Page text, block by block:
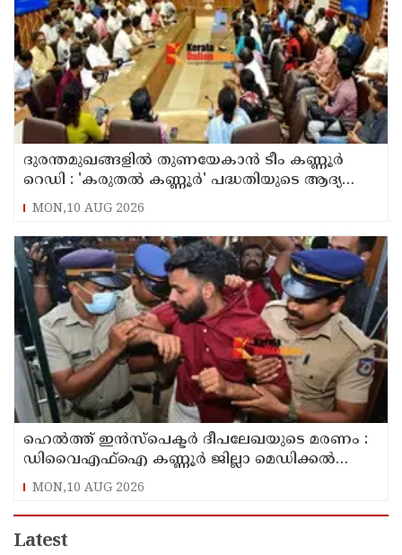
ദുരന്തമുഖങ്ങളിൽ തുണയേകാൻ ടീം കണ്ണൂർ
റെഡി : 'കരുതൽ കണ്ണൂർ' പദ്ധതിയുടെ ആദ്യ
യോഗം ചേർന്നു
MON,10 AUG 2026
ഹെൽത്ത് ഇൻസ്പെക്ടർ ദീപലേഖയുടെ മരണം :
ഡിവൈഎഫ്‌ഐ കണ്ണൂർ ജില്ലാ മെഡിക്കൽ
ഓഫീസ് ഉപരോധിച്ചു
MON,10 AUG 2026
Latest